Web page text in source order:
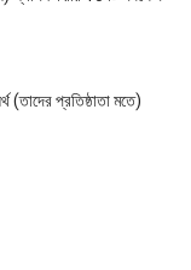
(তাদের প্রতিষ্ঠাতা মতে)